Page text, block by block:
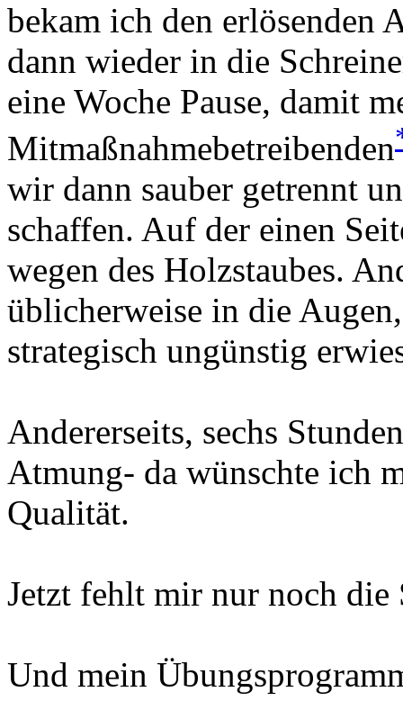
bekam ich den erlösenden
dann wieder in die
eine Woche Pause, damit
Mitmaßnahmebetreibenden
wir dann sauber getrennt
schaffen. Auf der einen
wegen des Holzstaubes.
üblicherweise in die
strategisch ungünstig
Andererseits, sechs
Atmung- da wünschte ich
Qualität.
Jetzt fehlt mir nur noch die
Und mein